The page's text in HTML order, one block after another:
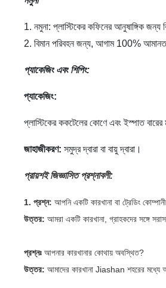
1. নমুনা: প্লাস্টিকের কফিনের আনুষাঙ্গিক জন্য
2. বিমান পরিবহন জন্য, আগাম 100%
প্যাকেজিং এবং শিপিং:
প্যাকেজিং:
প্লাস্টিকের ককটেলের কোণে এবং ইস্পাত
জাহাজীকরণ: সমুদ্র দ্বারা বা বায়ু দ্বারা।
প্রায়শই জিজ্ঞাসিত প্রশ্নাবলী:
1. প্রশ্ন: আপনি একটি কারখানা বা ট্রেডিং
উত্তর: আমরা একটি কারখানা, গ্রাহকদের সঙ্গে
প্রশ্নঃ আপনার কারখানার কোথায় অবস্থিত?
উত্তর: আমাদের কারখানা Jiashan শহরের